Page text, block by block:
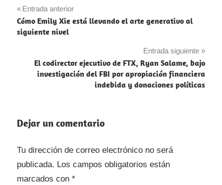
Navegación
de
Entrada anterior
Cómo Emily Xie está llevando el arte generativo al
siguiente nivel
Entrada siguiente
El codirector ejecutivo de FTX, Ryan Salame, bajo
investigación del FBI por apropiación financiera
indebida y donaciones políticas
Dejar un comentario
Tu dirección de correo electrónico no será
publicada. Los campos obligatorios están
marcados con *